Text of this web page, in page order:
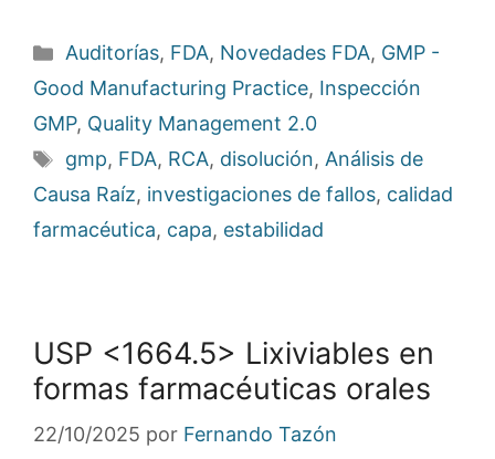
Categorías
Auditorías, FDA, Novedades FDA, GMP -
Good Manufacturing Practice, Inspección
GMP, Quality Management 2.0
Etiquetas
gmp, FDA, RCA, disolución, Análisis de
Causa Raíz, investigaciones de fallos, calidad
farmacéutica, capa, estabilidad
USP <1664.5> Lixiviables en
formas farmacéuticas orales
22/10/2025 por Fernando Tazón